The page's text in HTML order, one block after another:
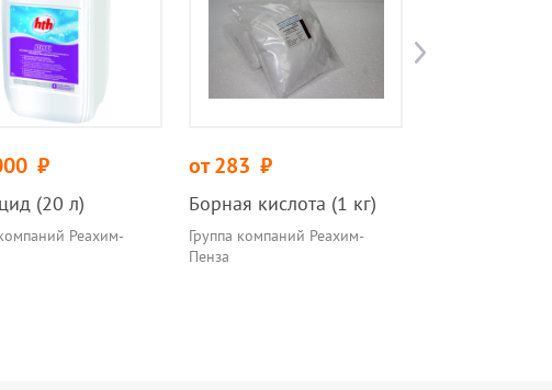
руб.
(20 л)
Реахим-
от 283 руб.
Борная кислота (1 кг)
Группа компаний Реахим-
Пенза